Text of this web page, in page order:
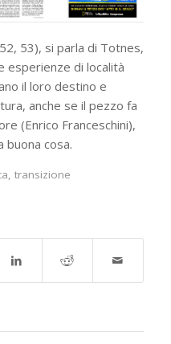
53), si parla di Totnes,
esperienze di località
il loro destino e
anche se il pezzo fa
(Enrico Franceschini),
buona cosa.
, transizione